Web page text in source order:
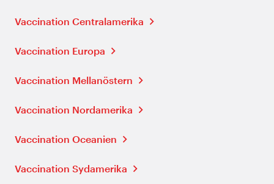
Vaccination Centralamerika
Vaccination Europa
Vaccination Mellanöstern
Vaccination Nordamerika
Vaccination Oceanien
Vaccination Sydamerika